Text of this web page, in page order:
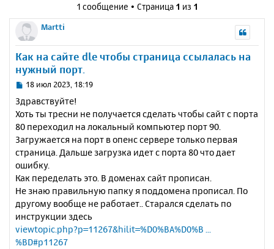
1 сообщение • Страница 1 из 1
Martti
Как на сайте dle чтобы страница ссылалась на
нужный порт.
С
о
б
щ
е
н
и
е
18 июл 2023, 18:19
Здравствуйте!
Хоть ты тресни не получается сделать чтобы сайт с порта
80 переходил на локальный компьютер порт 90.
Загружается на порт в опенс сервере только первая
страница. Дальше загрузка идет с порта 80 что дает
ошибку.
Как переделать это. В доменах сайт прописан.
Не знаю правильную папку я поддомена прописал. По
другому вообще не работает.. Старался сделать по
инструкции здесь
viewtopic.php?p=11267&hilit=%D0%BA%D0%B ...
%BD#p11267